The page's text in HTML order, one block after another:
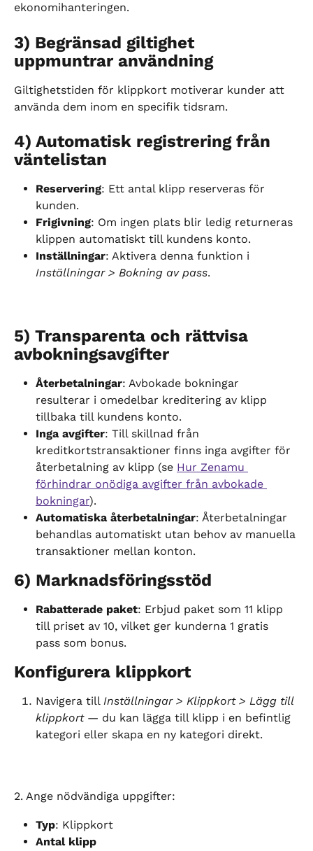
ekonomihanteringen.
3) Begränsad giltighet
uppmuntrar användning
Giltighetstiden för klippkort motiverar kunder att
använda dem inom en specifik tidsram.
4) Automatisk registrering från
väntelistan
Reservering: Ett antal klipp reserveras för
kunden.
Frigivning: Om ingen plats blir ledig returneras
klippen automatiskt till kundens konto.
Inställningar: Aktivera denna funktion i
Inställningar > Bokning av pass.
5) Transparenta och rättvisa
avbokningsavgifter
Återbetalningar: Avbokade bokningar
resulterar i omedelbar kreditering av klipp
tillbaka till kundens konto.
Inga avgifter: Till skillnad från
kreditkortstransaktioner finns inga avgifter för
återbetalning av klipp (se Hur Zenamu
förhindrar onödiga avgifter från avbokade
bokningar).
Automatiska återbetalningar: Återbetalningar
behandlas automatiskt utan behov av manuella
transaktioner mellan konton.
6) Marknadsföringsstöd
Rabatterade paket: Erbjud paket som 11 klipp
till priset av 10, vilket ger kunderna 1 gratis
pass som bonus.
Konfigurera klippkort
Navigera till Inställningar > Klippkort > Lägg till
klippkort — du kan lägga till klipp i en befintlig
kategori eller skapa en ny kategori direkt.
2. Ange nödvändiga uppgifter:
Typ: Klippkort
Antal klipp